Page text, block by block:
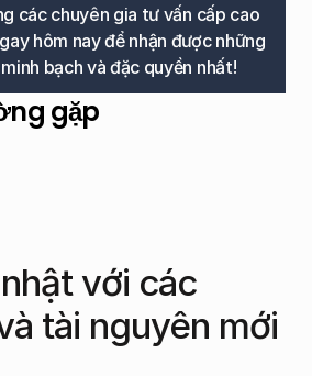
các chuyên gia tư vấn cấp cao
hôm nay để nhận được những
bạch và đặc quyền nhất!
gặp
với các
tài nguyên mới